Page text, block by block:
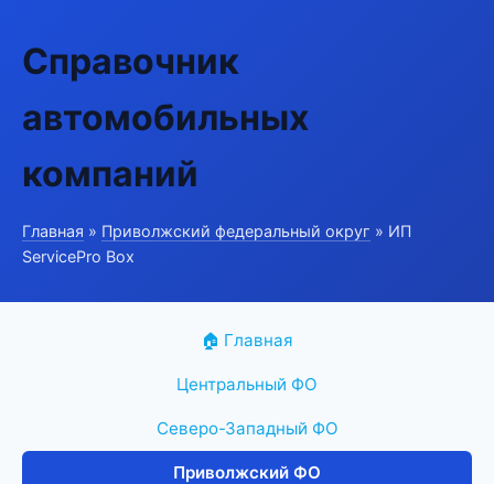
Справочник
автомобильных
компаний
Главная » Приволжский федеральный округ » ИП
ServicePro Box
🏠 Главная
Центральный ФО
Северо-Западный ФО
Приволжский ФО